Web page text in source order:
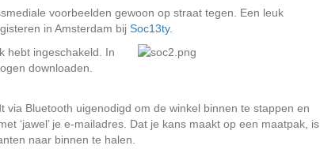
voorbeelden gewoon op straat tegen. Een leuk
in Amsterdam bij Soc13ty.
hebt ingeschakeld. In
downloaden.
Bluetooth uigenodigd om de winkel binnen te stappen en
‘jawel’ je e-mailadres. Dat je kans maakt op een maatpak, is
naar binnen te halen.